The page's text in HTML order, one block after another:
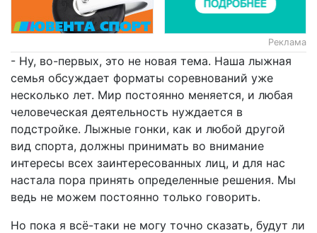
Реклама
- Ну, во-первых, это не новая тема. Наша лыжная
семья обсуждает форматы соревнований уже
несколько лет. Мир постоянно меняется, и любая
человеческая деятельность нуждается в
подстройке. Лыжные гонки, как и любой другой
вид спорта, должны принимать во внимание
интересы всех заинтересованных лиц, и для нас
настала пора принять определенные решения. Мы
ведь не можем постоянно только говорить.
Но пока я всё-таки не могу точно сказать, будут ли